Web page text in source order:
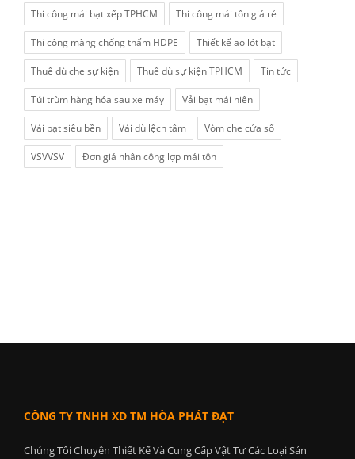
Thi công mái bạt xếp TPHCM Thi công mái tôn giá rẻ
Thi công màng chống thấm HDPE Thiết kế ao lót bạt
Thuê dù che sự kiện Thuê dù sự kiện TPHCM Tin tức
Túi trùm hàng hóa sau xe máy Vải bạt mái hiên
Vải bạt siêu bền Vải dù lệch tâm Vòm che cửa sổ
VSVVSV Đơn giá nhân công lợp mái tôn
CÔNG TY TNHH XD TM HÒA PHÁT ĐẠT
Chúng Tôi Chuyên Thiết Kế Và Cung Cấp Vật Tư Các Loại Sản